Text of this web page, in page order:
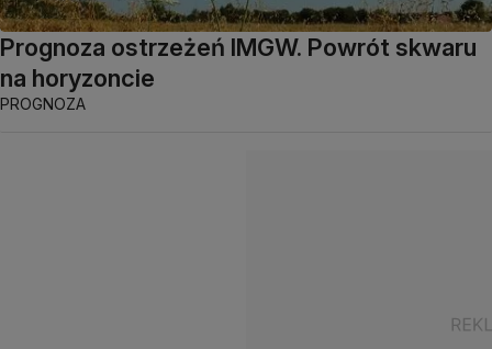
Prognoza ostrzeżeń IMGW. Powrót skwaru
na horyzoncie
PROGNOZA